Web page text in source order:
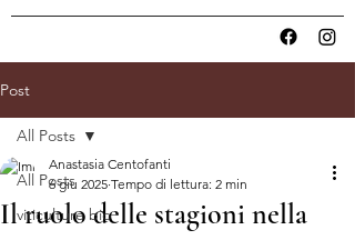
Post
All Posts
viticulture bio
All Posts
Il ruolo delle stagioni nella
Anastasia Centofanti
6 giu 2025 Tempo di lettura: 2 min